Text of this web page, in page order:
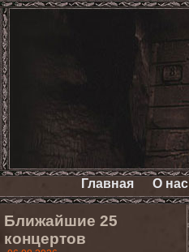
Главная О нас
Ближайшие 25
концертов